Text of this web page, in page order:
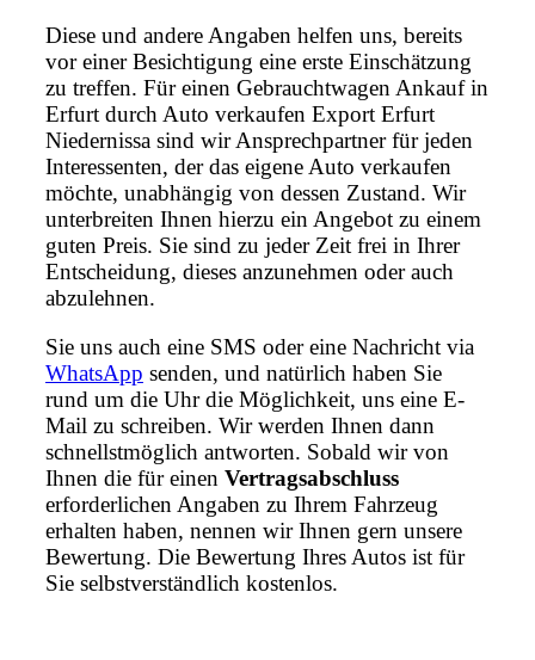
Diese und andere Angaben helfen uns, bereits
vor einer Besichtigung eine erste Einschätzung
zu treffen. Für einen Gebrauchtwagen Ankauf in
Erfurt durch Auto verkaufen Export Erfurt
Niedernissa sind wir Ansprechpartner für jeden
Interessenten, der das eigene Auto verkaufen
möchte, unabhängig von dessen Zustand. Wir
unterbreiten Ihnen hierzu ein Angebot zu einem
guten Preis. Sie sind zu jeder Zeit frei in Ihrer
Entscheidung, dieses anzunehmen oder auch
abzulehnen.
Sie uns auch eine SMS oder eine Nachricht via
WhatsApp senden, und natürlich haben Sie
rund um die Uhr die Möglichkeit, uns eine E-
Mail zu schreiben. Wir werden Ihnen dann
schnellstmöglich antworten. Sobald wir von
Ihnen die für einen Vertragsabschluss
erforderlichen Angaben zu Ihrem Fahrzeug
erhalten haben, nennen wir Ihnen gern unsere
Bewertung. Die Bewertung Ihres Autos ist für
Sie selbstverständlich kostenlos.